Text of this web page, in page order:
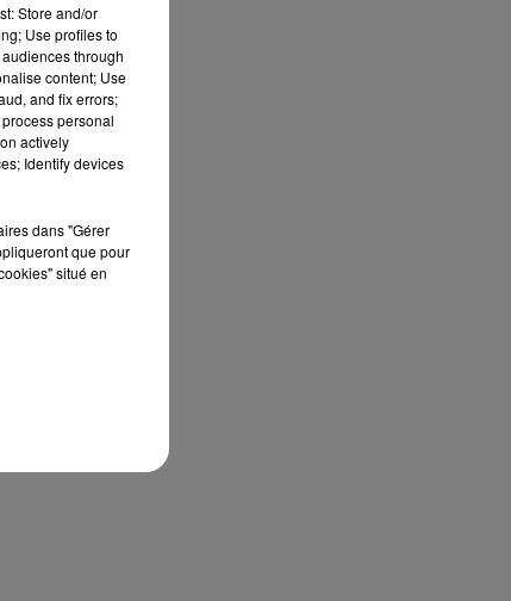
Store and/or
Use profiles to
through
content; Use
and fix errors;
personal
actively
Identify devices
dans "Gérer
que pour
situé en